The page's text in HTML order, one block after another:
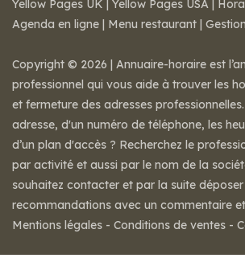
Yellow Pages UK | Yellow Pages USA |
Agenda en ligne | Menu restaurant |
Copyright © 2026 | Annuaire-horaire est
professionnel qui vous aide à trouver les
et fermeture des adresses
adresse, d'un numéro de téléphone, les
d’un plan d'accès ? Recherchez le
par activité et aussi par le nom de la
souhaitez contacter et par la suite
recommandations avec un commentaire
Mentions légales - Conditions de ventes -